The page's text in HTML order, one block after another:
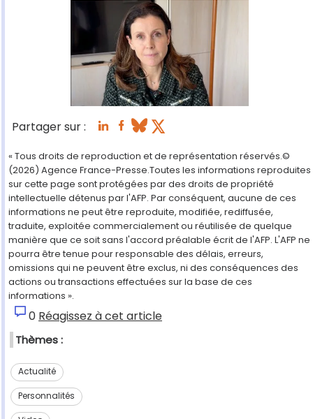
Partager sur :
« Tous droits de reproduction et de représentation réservés.©
(2026) Agence France-Presse.Toutes les informations reproduites
sur cette page sont protégées par des droits de propriété
intellectuelle détenus par l'AFP. Par conséquent, aucune de ces
informations ne peut être reproduite, modifiée, rediffusée,
traduite, exploitée commercialement ou réutilisée de quelque
manière que ce soit sans l'accord préalable écrit de l'AFP. L'AFP ne
pourra être tenue pour responsable des délais, erreurs,
omissions qui ne peuvent être exclus, ni des conséquences des
actions ou transactions effectuées sur la base de ces
informations ».
0 Réagissez à cet article
Thèmes :
Actualité
Personnalités